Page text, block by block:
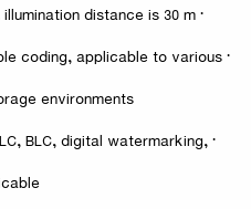
· Built-in IR LED, and the max. illumination distance is 30 m.
· ROI, SMART H.264 +/H.265+, flexible coding, applicable to various
environments.
BLC, digital watermarking,